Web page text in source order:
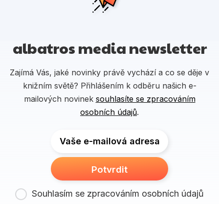
albatros media newsletter
Zajímá Vás, jaké novinky právě vychází a co se děje v
knižním světě? Přihlášením k odběru našich e-
mailových novinek souhlasíte se zpracováním
osobních údajů.
Vaše e-mailová adresa
Potvrdit
Souhlasím se zpracováním osobních údajů